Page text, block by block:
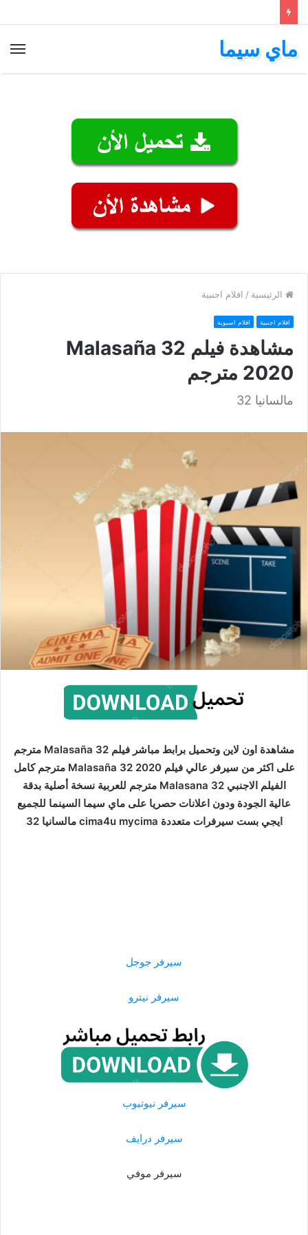
ماي سيما
الرئيسية / افلام اجنبية
افلام اجنبية افلام اسيوية
مشاهدة فيلم Malasaña 32
2020 مترجم
مالسانيا 32
مشاهدة اون لاين وتحميل برابط مباشر فيلم Malasaña 32 مترجم
على اكثر من سيرفر عالي فيلم Malasaña 32 2020 مترجم كامل
الفيلم الاجنبي Malasana 32 مترجم للعربية نسخة أصلية بدقة
عالية الجودة ودون اعلانات حصريا على ماي سيما السينما للجميع
ايجي بست سيرفرات متعددة cima4u mycima مالسانيا 32
سيرفر جوجل
سيرفر نيترو
سيرفر نيوتيوب
سيرفر درايف
سيرفر موفي